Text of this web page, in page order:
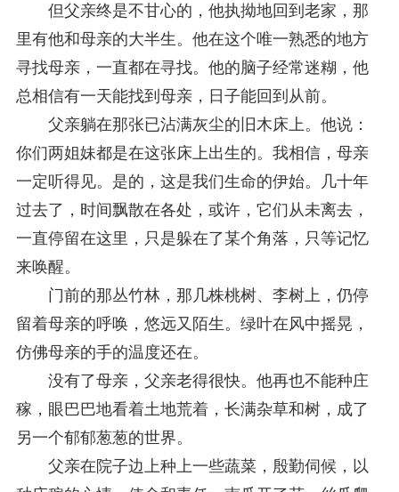
但父亲终是不甘心的，他执拗地回到老家，那
里有他和母亲的大半生。他在这个唯一熟悉的地方
寻找母亲，一直都在寻找。他的脑子经常迷糊，他
总相信有一天能找到母亲，日子能回到从前。
父亲躺在那张已沾满灰尘的旧木床上。他说：
你们两姐妹都是在这张床上出生的。我相信，母亲
一定听得见。是的，这是我们生命的伊始。几十年
过去了，时间飘散在各处，或许，它们从未离去，
一直停留在这里，只是躲在了某个角落，只等记忆
来唤醒。
门前的那丛竹林，那几株桃树、李树上，仍停
留着母亲的呼唤，悠远又陌生。绿叶在风中摇晃，
仿佛母亲的手的温度还在。
没有了母亲，父亲老得很快。他再也不能种庄
稼，眼巴巴地看着土地荒着，长满杂草和树，成了
另一个郁郁葱葱的世界。
父亲在院子边上种上一些蔬菜，殷勤伺候，以